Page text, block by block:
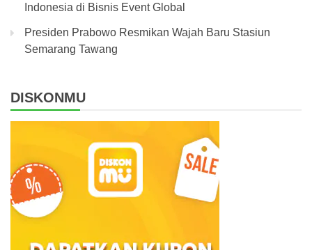
Indonesia di Bisnis Event Global
Presiden Prabowo Resmikan Wajah Baru Stasiun
Semarang Tawang
DISKONMU